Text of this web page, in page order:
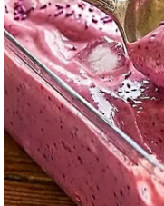
र्म
स्थ
ल
व्र
त
त्यो
हा
र